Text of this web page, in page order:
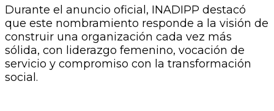
Durante el anuncio oficial, INADIPP destacó
que este nombramiento responde a la visión de
construir una organización cada vez más
sólida, con liderazgo femenino, vocación de
servicio y compromiso con la transformación
social.